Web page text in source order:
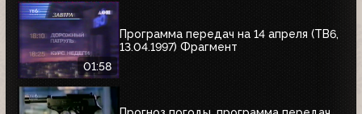
01:58
Программа передач на 14 апреля (ТВ6,
13.04.1997) Фрагмент